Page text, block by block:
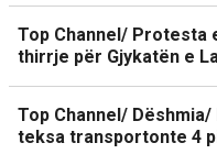
Top Channel/
thirrje për Gjykatën e
Top Channel/
teksa transportonte 4